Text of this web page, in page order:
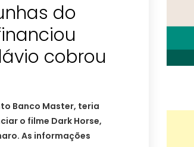
do
cobrou
Banco Master, teria
o filme Dark Horse,
As informações